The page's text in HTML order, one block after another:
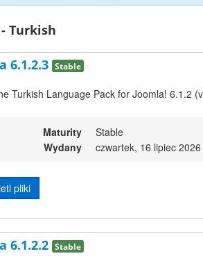
Turkish
6.1.2.3 Stable
Turkish Language Pack for Joomla! 6.1.2
Maturity
Stable
Wydany
czwartek, 16 lipiec
pliki
6.1.2.2 Stable